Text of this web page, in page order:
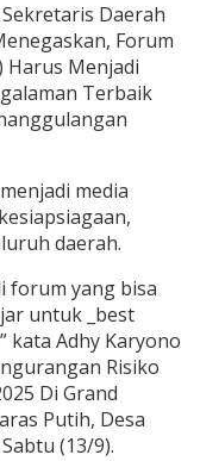
Sekretaris Daerah
Forum
Harus Menjadi
Terbaik
media
daerah.
forum yang bisa
untuk _best
kata Adhy Karyono
Risiko
Di Grand
Putih, Desa
(13/9).